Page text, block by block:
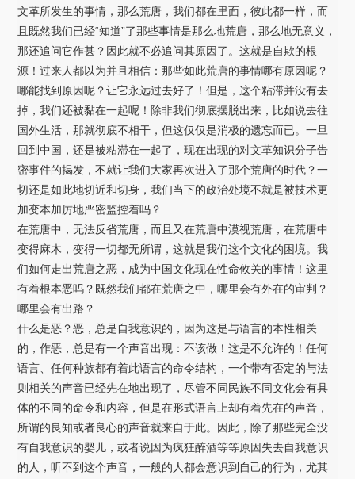
文革所发生的事情，那么荒唐，我们都在里面，彼此都一样，而
且既然我们已经“知道”了那些事情是那么地荒唐，那么地无意义，
那还追问它作甚？因此就不必追问其原因了。这就是自欺的根
源！过来人都以为并且相信：那些如此荒唐的事情哪有原因呢？
哪能找到原因呢？让它永远过去好了！但是，这个粘滞并没有去
掉，我们还被黏在一起呢！除非我们彻底摆脱出来，比如说去往
国外生活，那就彻底不相干，但这仅仅是消极的遗忘而已。一旦
回到中国，还是被粘滞在一起了，现在出现的对文革知识分子告
密事件的揭发，不就让我们大家再次进入了那个荒唐的时代？一
切还是如此地切近和切身，我们当下的政治处境不就是被技术更
加变本加厉地严密监控着吗？
在荒唐中，无法反省荒唐，而且又在荒唐中漠视荒唐，在荒唐中
变得麻木，变得一切都无所谓，这就是我们这个文化的困境。我
们如何走出荒唐之恶，成为中国文化现在性命攸关的事情！这里
有着根本恶吗？既然我们都在荒唐之中，哪里会有外在的审判？
哪里会有出路？
什么是恶？恶，总是自我意识的，因为这是与语言的本性相关
的，作恶，总是有一个声音出现：不该做！这是不允许的！任何
语言、任何种族都有着此语言的命令结构，一个带有否定的与法
则相关的声音已经先在地出现了，尽管不同民族不同文化会有具
体的不同的命令和内容，但是在形式语言上却有着先在的声音，
所谓的良知或者良心的声音就来自于此。因此，除了那些完全没
有自我意识的婴儿，或者说因为疯狂醉酒等等原因失去自我意识
的人，听不到这个声音，一般的人都会意识到自己的行为，尤其